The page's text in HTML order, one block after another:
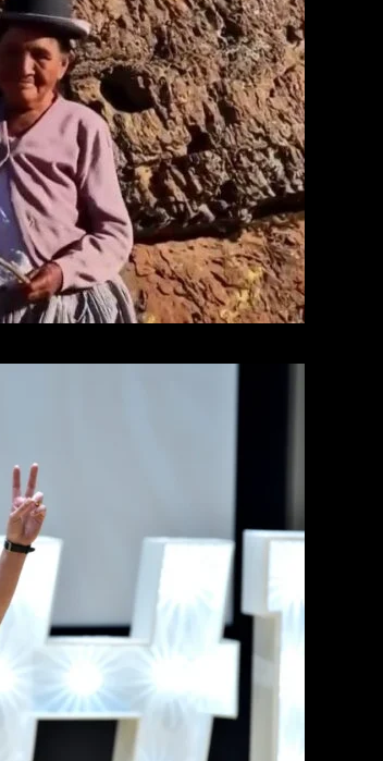
Travel
Technology